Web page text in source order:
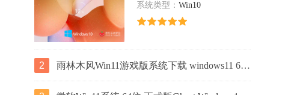
系统类型： Win10
2 雨林木风Win11游戏版系统下载 windows11 64位游戏专用版本V2021